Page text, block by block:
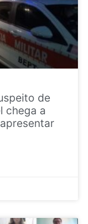
de
chega a